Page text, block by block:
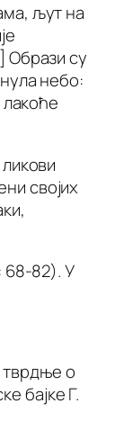
љут на
Образи су
небо:
лакоће
својих
68-82). У
тврдње о
бајке Г.